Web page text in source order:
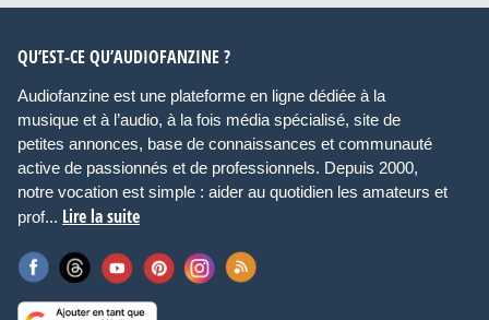
QU’EST-CE QU’AUDIOFANZINE ?
Audiofanzine est une plateforme en ligne dédiée à la
musique et à l’audio, à la fois média spécialisé, site de
petites annonces, base de connaissances et communauté
active de passionnés et de professionnels. Depuis 2000,
notre vocation est simple : aider au quotidien les amateurs et
prof... Lire la suite